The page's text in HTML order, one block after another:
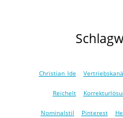
Christian Ide
Reichelt
Nominalstil Pinterest